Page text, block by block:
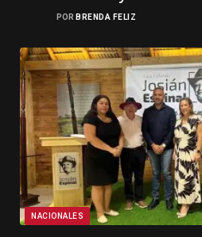
POR BRENDA FELIZ
NACIONALES